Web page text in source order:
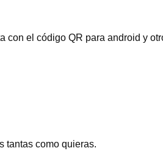
con el código QR para android y
tantas como quieras.